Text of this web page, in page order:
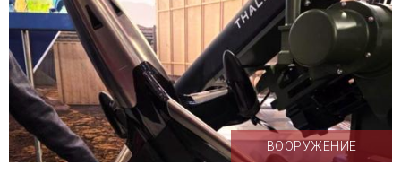
ВООРУЖЕНИЕ